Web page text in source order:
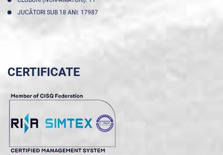
JUCĂTORI SUB 18 ANI: 17987
CERTIFICATE